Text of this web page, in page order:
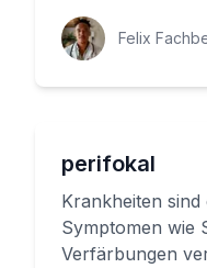
bekannt als
Felix
perifokal
Krankheiten
Symptomen wie
Verfärbungen